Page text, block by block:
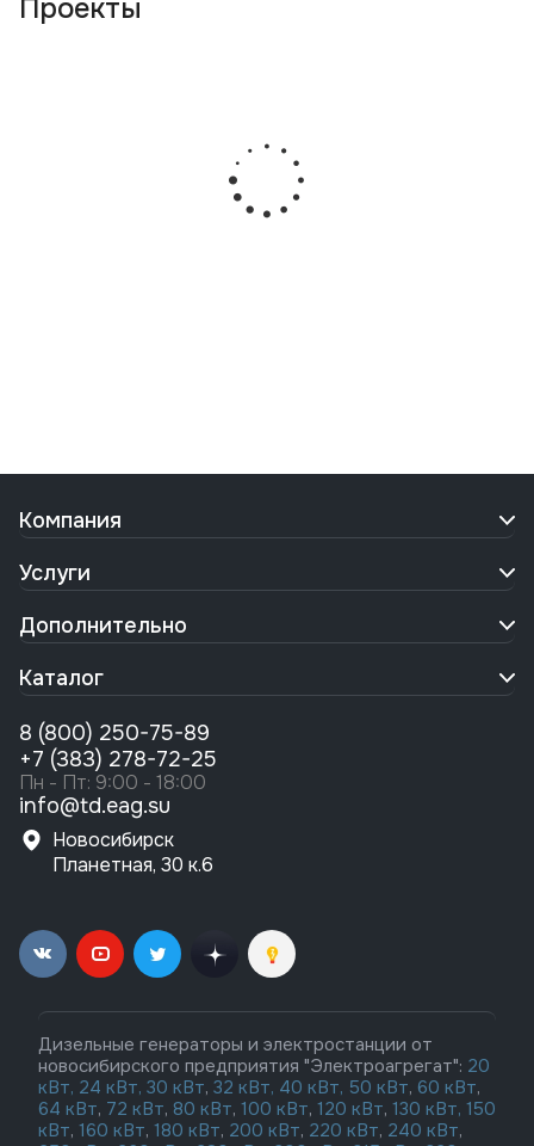
Проекты
Компания
Услуги
Дополнительно
Каталог
8 (800) 250-75-89
+7 (383) 278-72-25
Пн - Пт: 9:00 - 18:00
info@td.eag.su
Новосибирск
Планетная, 30 к.6
Дизельные генераторы и электростанции от
новосибирского предприятия "Электроагрегат": 20
кВт, 24 кВт, 30 кВт, 32 кВт, 40 кВт, 50 кВт, 60 кВт,
64 кВт, 72 кВт, 80 кВт, 100 кВт, 120 кВт, 130 кВт, 150
кВт, 160 кВт, 180 кВт, 200 кВт, 220 кВт, 240 кВт,